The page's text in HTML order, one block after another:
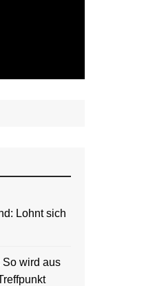
Lohnt sich
So wird aus